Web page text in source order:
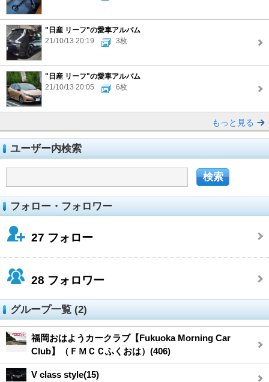
"日産 リーフ"の愛車アルバム
21/10/13 20:19
3枚
"日産 リーフ"の愛車アルバム
21/10/13 20:05
6枚
もっと見る
ユーザー内検索
フォロー・フォロワー
27 フォロー
28 フォロワー
グループ一覧 (2)
福岡おはようカークラブ【Fukuoka Morning Car
Club】（ＦＭＣＣふくおは）(406)
V class style(15)